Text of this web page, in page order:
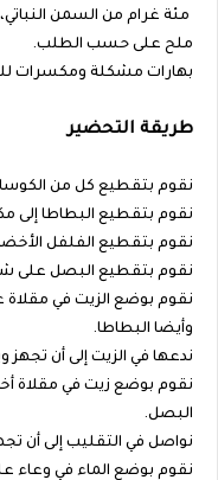
مئة غرام من السمن
ملح على حسب الطلب.
بهارات مشكلة ومكسرات
طريقة التحضير
نقوم بتقطيع كل من الكوسا
نقوم بتقطيع البطاطا
نقوم بتقطيع الفلفل
نقوم بتقطيع البصل على
نقوم بوضع الزيت في مقلاة
وأيضا البطاطا.
ندعها في الزيت إلى أن
نقوم بوضع زيت في مقلاة
البصل.
نواصل في التقليب إلى أن
نقوم بوضع الماء في وعاء